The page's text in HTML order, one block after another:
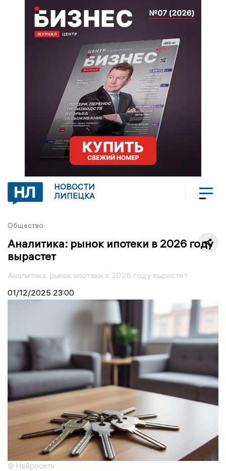
НОВОСТИ
ЛИПЕЦКА
Общество
Аналитика: рынок ипотеки в 2026 году
вырастет
Аналитика: рынок ипотеки в 2026 году вырастет
01/12/2025 23:00
© Нейросеть